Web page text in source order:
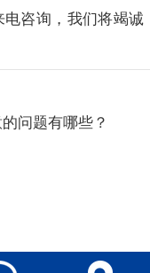
咨询，我们将竭诚
问题有哪些？